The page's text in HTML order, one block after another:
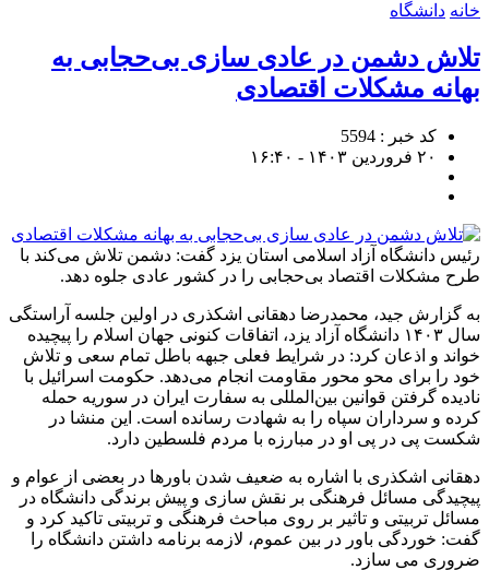
خانه دانشگاه
تلاش دشمن در عادی سازی بی‌حجابی به
بهانه مشکلات اقتصادی
کد خبر : 5594
۲۰ فروردین ۱۴۰۳ - ۱۶:۴۰
رئیس دانشگاه آزاد اسلامی استان یزد گفت: دشمن تلاش می‌کند با
طرح مشکلات اقتصاد بی‌حجابی را در کشور عادی جلوه دهد.
به گزارش جید، محمدرضا دهقانی اشکذری در اولین جلسه آراستگی
سال ۱۴۰۳ دانشگاه آزاد یزد، اتفاقات کنونی جهان اسلام را پیچیده
خواند و اذعان کرد: در شرایط فعلی جبهه باطل تمام سعی و تلاش
خود را برای محو محور مقاومت انجام می‌دهد. حکومت اسرائیل با
نادیده گرفتن قوانین بین‌المللی به سفارت ایران در سوریه حمله
کرده و سرداران سپاه را به شهادت رسانده است. این منشا در
شکست پی در پی او در مبارزه با مردم فلسطین دارد.
دهقانی اشکذری با اشاره به ضعیف شدن باورها در بعضی از عوام و
پیچیدگی مسائل فرهنگی بر نقش سازی و پیش برندگی دانشگاه‌ در
مسائل تربیتی و تاثیر بر روی مباحث فرهنگی و تربیتی تاکید کرد و
گفت: خوردگی باور در بین عموم، لازمه برنامه داشتن دانشگاه را
ضروری می سازد.